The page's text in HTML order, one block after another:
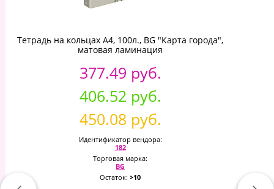
Тетрадь на кольцах А4, 100л., BG "Карта города",
матовая ламинация
377.49 руб.
406.52 руб.
450.08 руб.
Идентификатор вендора:
182
Торговая марка:
BG
Остаток: >10